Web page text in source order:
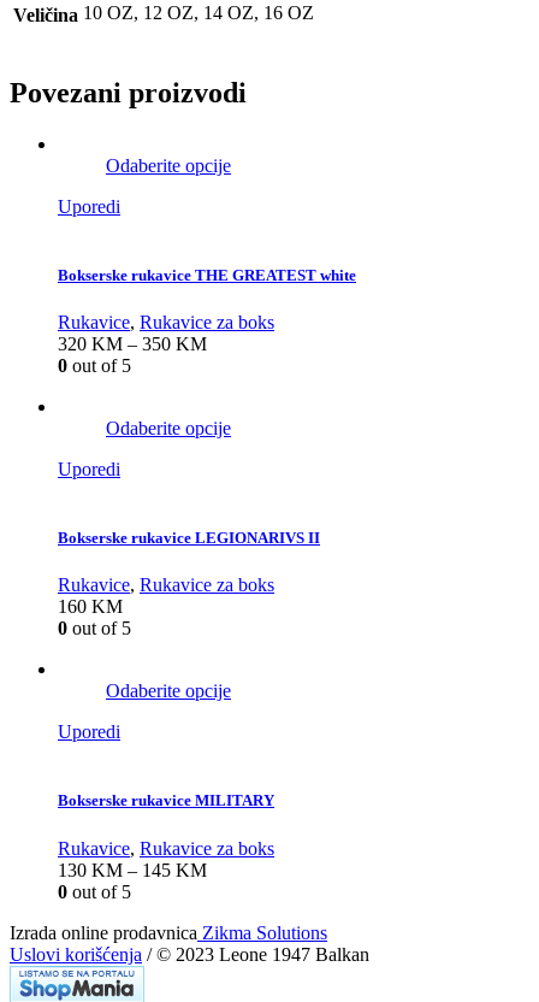
Veličina 10 OZ, 12 OZ, 14 OZ, 16 OZ
Povezani proizvodi
Odaberite opcije
Uporedi
Bokserske rukavice THE GREATEST white
Rukavice, Rukavice za boks
320 KM – 350 KM
0 out of 5
Odaberite opcije
Uporedi
Bokserske rukavice LEGIONARIVS II
Rukavice, Rukavice za boks
160 KM
0 out of 5
Odaberite opcije
Uporedi
Bokserske rukavice MILITARY
Rukavice, Rukavice za boks
130 KM – 145 KM
0 out of 5
Izrada online prodavnica Zikma Solutions
Uslovi korišćenja / © 2023 Leone 1947 Balkan